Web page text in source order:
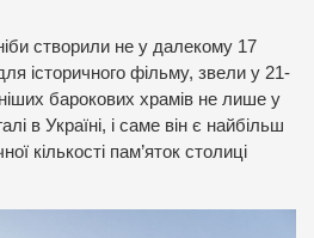
створили не у далекому 17
історичного фільму, звели у 21-
барокових храмів не лише у
в Україні, і саме він є найбільш
кількості пам’яток столиці